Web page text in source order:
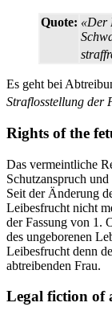
Quote: «Der
Es geht bei
Straflosstellung der
Rights of the
Das vermeintliche
Schutzanspruch
Seit der Änderung
Leibesfrucht nicht
der Fassung von 1.
des ungeborenen
Leibesfrucht denn
abtreibenden Frau.
Legal fiction of